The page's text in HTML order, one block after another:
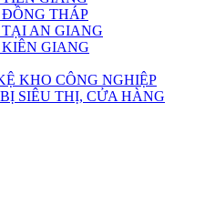
THÁP
AN GIANG
GIANG
KHO CÔNG NGHIỆP
SIÊU THỊ, CỬA HÀNG